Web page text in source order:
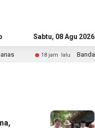
AdvertorialSabtu, 08 Agu 2026
Bandara Husein